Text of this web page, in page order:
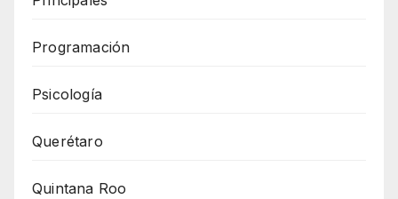
Programación
Psicología
Querétaro
Quintana Roo